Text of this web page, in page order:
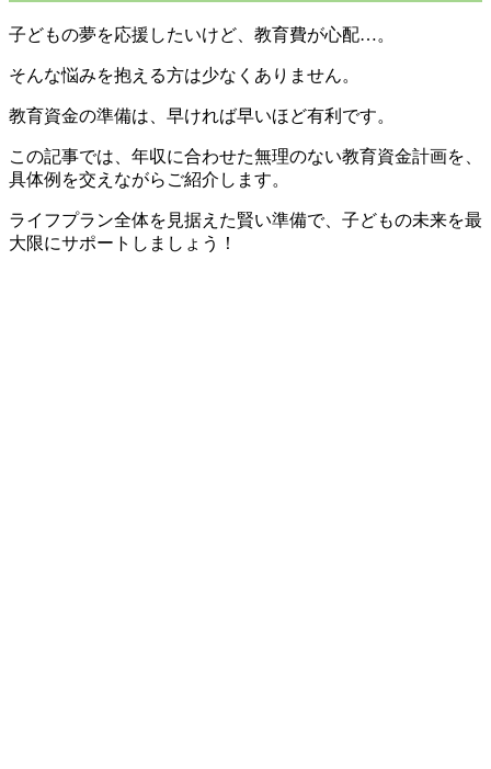
子どもの夢を応援したいけど、教育費が心配…。
そんな悩みを抱える方は少なくありません。
教育資金の準備は、早ければ早いほど有利です。
この記事では、年収に合わせた無理のない教育資金計画を、
具体例を交えながらご紹介します。
ライフプラン全体を見据えた賢い準備で、子どもの未来を最
大限にサポートしましょう！